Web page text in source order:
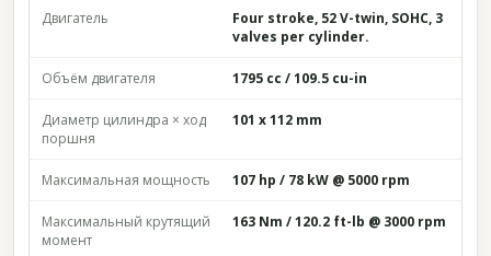
Двигатель
Four stroke, 52 V-twin, SOHC, 3
valves per cylinder.
Объём двигателя 1795 cc / 109.5 cu-in
Диаметр цилиндра × ход
поршня
101 x 112 mm
Максимальная мощность 107 hp / 78 kW @ 5000 rpm
Максимальный крутящий
момент
163 Nm / 120.2 ft-lb @ 3000 rpm